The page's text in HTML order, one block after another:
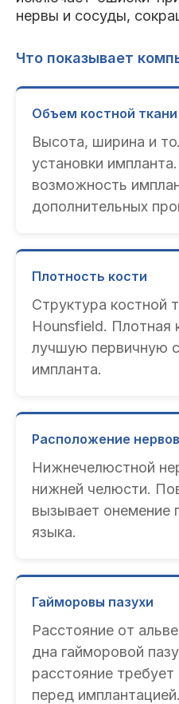
нервы и сосуды,
Что показывает
Объем костной ткани
Высота, ширина и
установки
возможность
дополнительных
Плотность кости
Структура костной
Hounsfield. Плотная
лучшую первичную
импланта.
Расположение нервов
Нижнечелюстной
нижней челюсти.
вызывает онемение
языка.
Гайморовы пазухи
Расстояние от
дна гайморовой
расстояние требует
перед имплантацией.